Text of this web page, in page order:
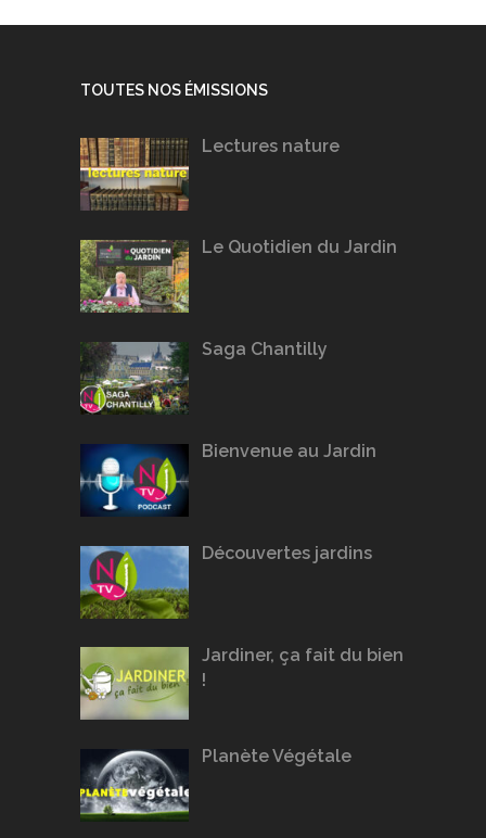
TOUTES NOS ÉMISSIONS
Lectures nature
Le Quotidien du Jardin
Saga Chantilly
Bienvenue au Jardin
Découvertes jardins
Jardiner, ça fait du bien
!
Planète Végétale